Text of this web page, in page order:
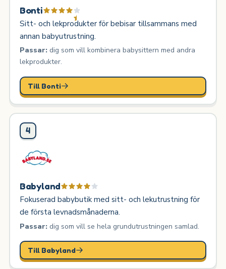
Bonti
Sitt- och lekprodukter för bebisar tillsammans med
annan babyutrustning.
Passar:dig som vill kombinera babysittern med andra
lekprodukter.
Till Bonti
4
Babyland
Fokuserad babybutik med sitt- och lekutrustning för
de första levnadsmånaderna.
Passar:dig som vill se hela grundutrustningen samlad.
Till Babyland